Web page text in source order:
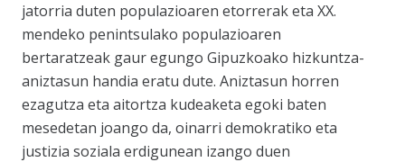
jatorria duten populazioaren etorrerak eta XX.
mendeko penintsulako populazioaren
bertaratzeak gaur egungo Gipuzkoako hizkuntza-
aniztasun handia eratu dute. Aniztasun horren
ezagutza eta aitortza kudeaketa egoki baten
mesedetan joango da, oinarri demokratiko eta
justizia soziala erdigunean izango duen